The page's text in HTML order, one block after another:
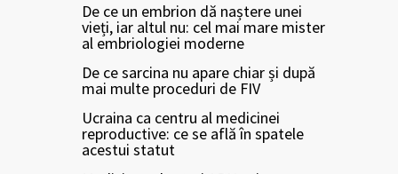
De ce un embrion dă naștere unei
vieți, iar altul nu: cel mai mare mister
al embriologiei moderne
De ce sarcina nu apare chiar și după
mai multe proceduri de FIV
Ucraina ca centru al medicinei
reproductive: ce se află în spatele
acestui statut